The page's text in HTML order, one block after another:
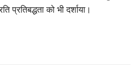
प्रतिबद्धता को भी दर्शाया।